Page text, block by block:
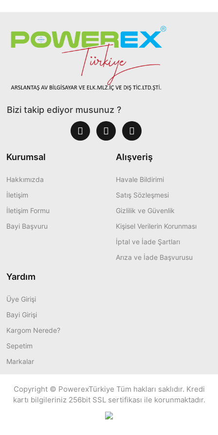
Bizi takip ediyor musunuz ?
Kurumsal
Hakkımızda
İletişim
İletişim Formu
Bayi Başvuru
Alışveriş
Havale Bildirimi
Satış Sözleşmesi
Gizlilik ve Güvenlik
Kişisel Verilerin Korunması
İptal ve İade Şartları
Arıza ve İade Başvurusu
Yardım
Üye Girişi
Bayi Girişi
Kargom Nerede?
Sepetim
Markalar
Copyright © PowerexTürkiye Tüm hakları saklıdır. Kredi
kartı bilgileriniz 256bit SSL sertifikası ile korunmaktadır.